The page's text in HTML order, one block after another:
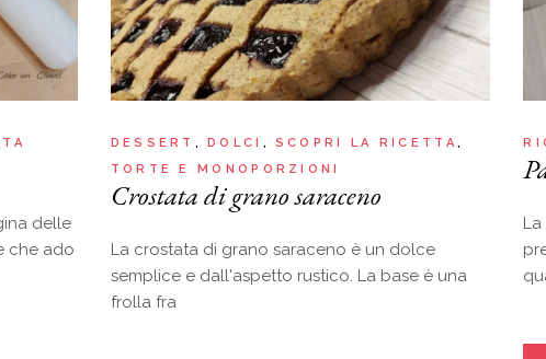
delle
che ado
DESSERT DOLCI
SCOPRI LA RICETTA
TORTE E MONOPORZIONI
Crostata di grano saraceno
La crostata di grano saraceno è un dolce
semplice e dall'aspetto rustico. La base è una
frolla fra